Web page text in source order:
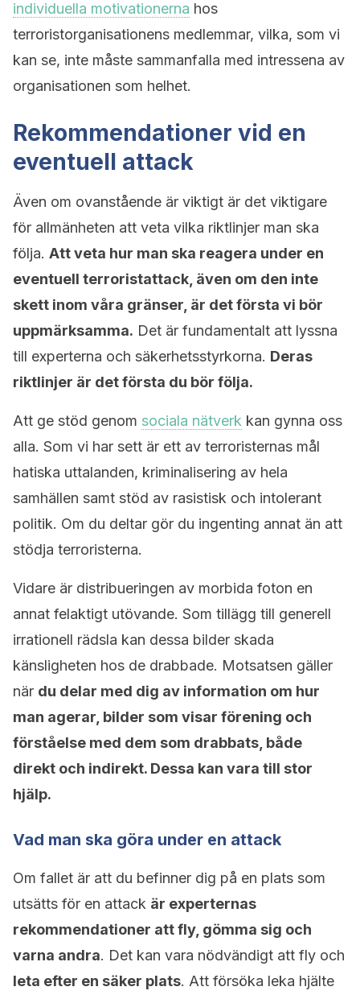
individuella motivationerna hos
terroristorganisationens medlemmar, vilka, som vi
kan se, inte måste sammanfalla med intressena av
organisationen som helhet.
Rekommendationer vid en
eventuell attack
Även om ovanstående är viktigt är det viktigare
för allmänheten att veta vilka riktlinjer man ska
följa. Att veta hur man ska reagera under en
eventuell terroristattack, även om den inte
skett inom våra gränser, är det första vi bör
uppmärksamma. Det är fundamentalt att lyssna
till experterna och säkerhetsstyrkorna. Deras
riktlinjer är det första du bör följa.
Att ge stöd genom sociala nätverk kan gynna oss
alla. Som vi har sett är ett av terroristernas mål
hatiska uttalanden, kriminalisering av hela
samhällen samt stöd av rasistisk och intolerant
politik. Om du deltar gör du ingenting annat än att
stödja terroristerna.
Vidare är distribueringen av morbida foton en
annat felaktigt utövande. Som tillägg till generell
irrationell rädsla kan dessa bilder skada
känsligheten hos de drabbade. Motsatsen gäller
när du delar med dig av information om hur
man agerar, bilder som visar förening och
förståelse med dem som drabbats, både
direkt och indirekt. Dessa kan vara till stor
hjälp.
Vad man ska göra under en attack
Om fallet är att du befinner dig på en plats som
utsätts för en attack är experternas
rekommendationer att fly, gömma sig och
varna andra. Det kan vara nödvändigt att fly och
leta efter en säker plats. Att försöka leka hjälte